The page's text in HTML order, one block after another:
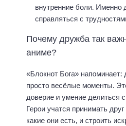
внутренние боли. Именно
справляться с
Почему дружба так
аниме?
«Блокнот Бога»
просто весёлые моменты.
доверие и умение делиться
Герои учатся принимать
какие они есть, и строить